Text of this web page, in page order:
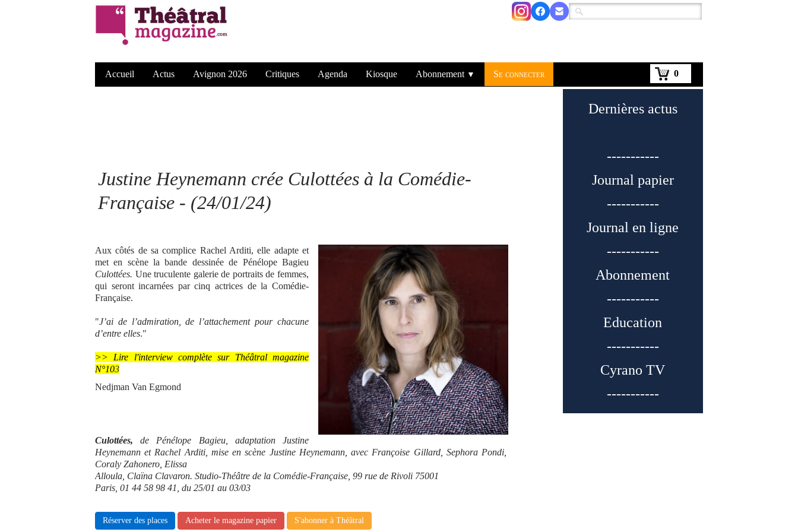
0
Accueil Actus Avignon 2026 Critiques Agenda Kiosque Abonnement ▼ Se connecter
Justine Heynemann crée Culottées à la Comédie-
Française - (24/01/24)
Aux côtés de sa complice Rachel Arditi, elle adapte et
met en scène la bande dessinée de Pénélope Bagieu
Culottées. Une truculente galerie de portraits de femmes,
qui seront incarnées par cinq actrices de la Comédie-
Française.
"J’ai de l’admiration, de l’attachement pour chacune
d’entre elles."
>> Lire l'interview complète sur Théâtral magazine
N°103
Nedjman Van Egmond
Culottées,de Pénélope Bagieu, adaptation Justine
Heynemann et Rachel Arditi, mise en scène Justine Heynemann, avec Françoise Gillard, Sephora Pondi,
Coraly Zahonero, Elissa
Alloula, Claïna Clavaron. Studio-Théâtre de la Comédie-Française, 99 rue de Rivoli 75001
Paris, 01 44 58 98 41, du 25/01 au 03/03
Réserver des places Acheter le magazine papier S'abonner à Théâtral
Dernières actus
-----------
Journal papier
-----------
Journal en ligne
-----------
Abonnement
-----------
Education
-----------
Cyrano TV
-----------